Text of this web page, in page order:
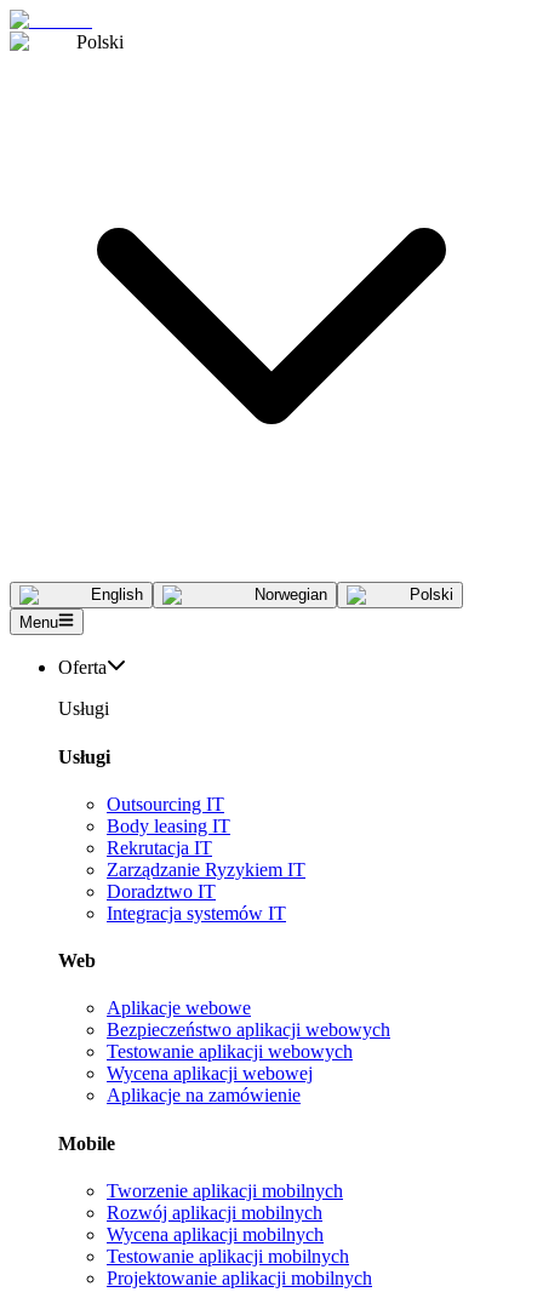
Polski
English Norwegian
Polski
Menu
Oferta
Usługi
Usługi
Outsourcing IT
Body leasing IT
Rekrutacja IT
Zarządzanie Ryzykiem IT
Doradztwo IT
Integracja systemów IT
Web
Aplikacje webowe
Bezpieczeństwo aplikacji webowych
Testowanie aplikacji webowych
Wycena aplikacji webowej
Aplikacje na zamówienie
Mobile
Tworzenie aplikacji mobilnych
Rozwój aplikacji mobilnych
Wycena aplikacji mobilnych
Testowanie aplikacji mobilnych
Projektowanie aplikacji mobilnych